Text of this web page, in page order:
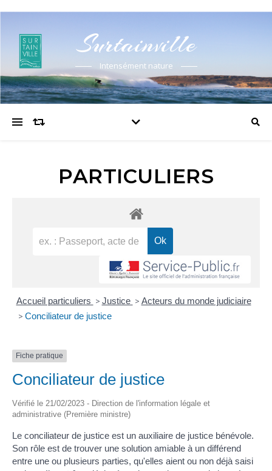
Surtainville
Intensément nature
PARTICULIERS
Accueil particuliers > Justice > Acteurs du monde judiciaire
> Conciliateur de justice
Fiche pratique
Conciliateur de justice
Vérifié le 21/02/2023 - Direction de l'information légale et
administrative (Première ministre)
Le conciliateur de justice est un auxiliaire de justice bénévole.
Son rôle est de trouver une solution amiable à un différend
entre une ou plusieurs parties, qu'elles aient ou non déjà saisi